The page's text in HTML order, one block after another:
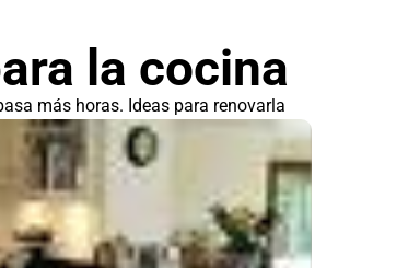
la cocina
más horas. Ideas para renovarla